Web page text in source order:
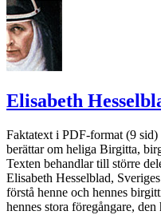
Elisabeth
Faktatext i PDF-format (9
berättar om heliga Birgitta,
Texten behandlar till större
Elisabeth Hesselblad,
förstå henne och hennes
hennes stora föregångare,